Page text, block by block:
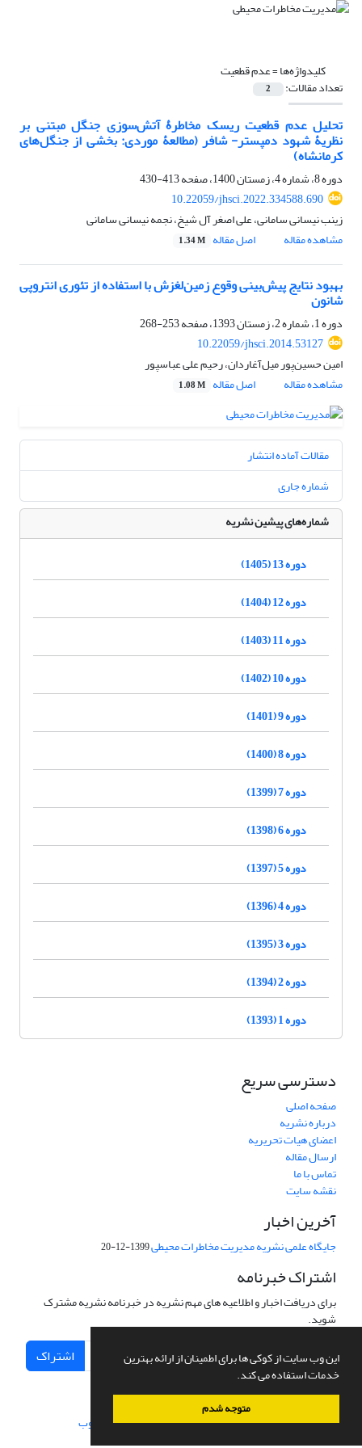
این وب سایت از کوکی ها برای اطمینان از ارائه بهترین
خدمات استفاده می کند.
متوجه شدم
کلیدواژه‌ها =عدم قطعیت
تعداد مقالات: 2
تحلیل عدم قطعیت ریسک مخاطرۀ آتش‌سوزی جنگل مبتنی بر
نظریۀ شهود دمپستر- شافر (مطالعۀ موردی: بخشی از جنگل‌های
کرمانشاه)
دوره 8، شماره 4، زمستان 1400، صفحه
413-430
10.22059/jhsci.2022.334588.690
زینب نیسانی سامانی، علی اصغر آل شیخ، نجمه نیسانی سامانی
مشاهده مقاله
اصل مقاله 1.34 M
بهبود نتایج پیش‌بینی وقوع زمین‌لغزش با استفاده از تئوری انتروپی
شانون
دوره 1، شماره 2، زمستان 1393، صفحه
253-268
10.22059/jhsci.2014.53127
امین حسین‌پور میل‌آغاردان، رحیم علی عباسپور
مشاهده مقاله
اصل مقاله 1.08 M
مقالات آماده انتشار
شماره جاری
شماره‌های پیشین نشریه
دوره 13 (1405)
دوره 12 (1404)
دوره 11 (1403)
دوره 10 (1402)
دوره 9 (1401)
دوره 8 (1400)
دوره 7 (1399)
دوره 6 (1398)
دوره 5 (1397)
دوره 4 (1396)
دوره 3 (1395)
دوره 2 (1394)
دوره 1 (1393)
دسترسی سریع
صفحه اصلی
درباره نشریه
اعضای هیات تحریریه
ارسال مقاله
تماس با ما
نقشه سایت
آخرین اخبار
جایگاه علمی نشریه مدیریت مخاطرات محیطی1399-12-20
اشتراک خبرنامه
برای دریافت اخبار و اطلاعیه های مهم نشریه در خبرنامه نشریه مشترک
شوید.
اشتراک
سامانه مدیریت نشریات علمی.طراحی و پیاده سازی از سیناوب